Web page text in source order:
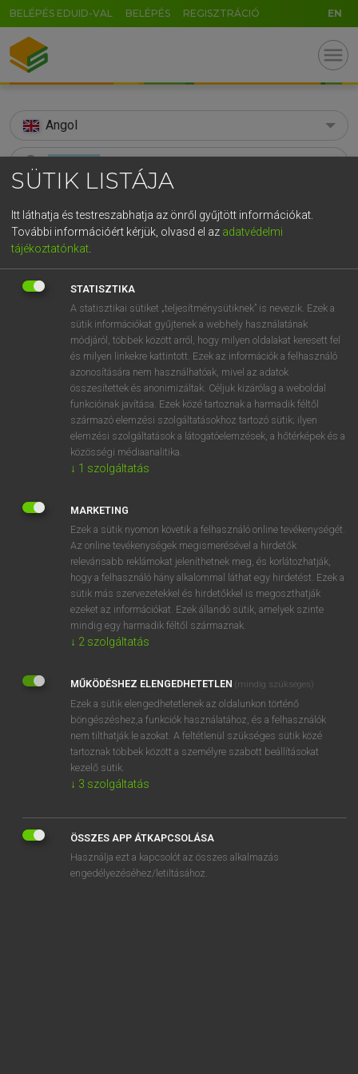
BELÉPÉS EDUID-VAL BELÉPÉS REGISZTRÁCIÓ EN
menu
Angol
search
TALÁLATOK
abutment
Díjmentes angol szótár
abutment
Díjmentes angol szótár arrow_forward_ios
fn tám(asz)pillér
támfal
ellenfal
bütüillesztés
gyámoszlop
⚲ abutment keresése szótárainkban
DÍJMENTES ANGOL SZÓTÁR
abuse
abysmal
abyss
SÜTIK LISTÁJA
Itt láthatja és testreszabhatja az önről gyűjtött információkat.
További információért kérjük, olvasd el az adatvédelmi
tájékoztatónkat
STATISZTIKA
A statisztikai sütiket „teljesítménysütiknek” is nevezik. Ezek a
sütik információkat gyűjtenek a webhely használatának
módjáról, többek között arról, hogy milyen oldalakat keresett fel
és milyen linkekre kattintott. Ezek az információk a felhasználó
azonosítására nem használhatóak, mivel az adatok
összesítettek és anonimizáltak. Céljuk kizárólag a weboldal
funkcióinak javítása. Ezek közé tartoznak a harmadik féltől
származó elemzési szolgáltatásokhoz tartozó sütik; ilyen
elemzési szolgáltatások a látogatóelemzések, a hőtérképek és a
közösségi médiaanalitika.
↓ 1 szolgáltatás
MARKETING
Ezek a sütik nyomon követik a felhasználó online tevékenységét.
Az online tevékenységek megismerésével a hirdetők
relevánsabb reklámokat jeleníthetnek meg, és korlátozhatják,
hogy a felhasználó hány alkalommal láthat egy hirdetést. Ezek a
sütik más szervezetekkel és hirdetőkkel is megoszthatják
ezeket az információkat. Ezek állandó sütik, amelyek szinte
mindig egy harmadik féltől származnak.
↓ 2 szolgáltatás
MŰKÖDÉSHEZ ELENGEDHETETLEN (mindig szükséges)
Ezek a sütik elengedhetetlenek az oldalunkon történő
böngészéshez,a funkciók használatához, és a felhasználók
nem tilthatják le azokat. A feltétlenül szükséges sütik közé
tartoznak többek között a személyre szabott beállításokat
kezelő sütik.
↓ 3 szolgáltatás
ÖSSZES APP ÁTKAPCSOLÁSA
Használja ezt a kapcsolót az összes alkalmazás
engedélyezéséhez/letiltásához.
GR
5 6 7 8 9 ö ü ó
t z
j k
n m , . - AltGr